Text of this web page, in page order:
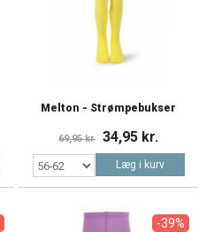
Melton - Strømpebukser
69,95 kr. 34,95 kr.
Læg i kurv
-39%